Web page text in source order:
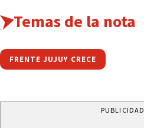
Temas de la nota
FRENTE JUJUY CRECE
PUBLICIDAD